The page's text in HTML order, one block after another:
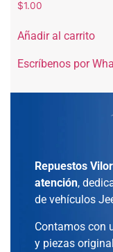
$1.00
Añadir al carrito
Escríbenos por
Repuestos
atención,
de vehículos
Contamos con
y piezas